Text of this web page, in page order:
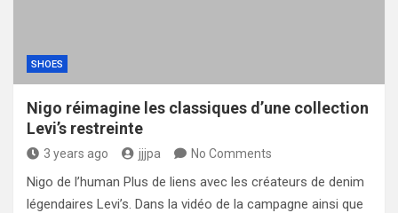
SHOES
Nigo réimagine les classiques d’une collection
Levi’s restreinte
3 years ago jjjpa No Comments
Nigo de l’human Plus de liens avec les créateurs de denim
légendaires Levi’s. Dans la vidéo de la campagne ainsi que